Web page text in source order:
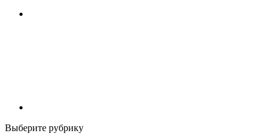
Выберите рубрику